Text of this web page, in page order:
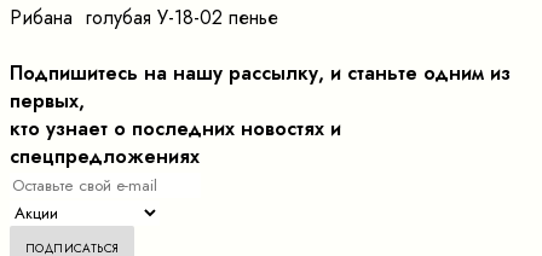
Рибана голубая У-18-02 пенье
Подпишитесь на нашу рассылку, и станьте одним из
первых,
кто узнает о последних новостях и
спецпредложениях